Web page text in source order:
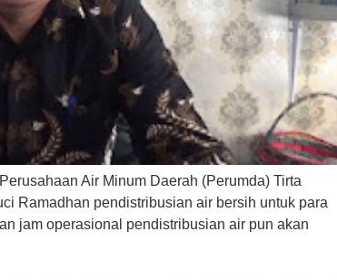
Perusahaan Air Minum Daerah (Perumda) Tirta
Ramadhan pendistribusian air bersih untuk para
jam operasional pendistribusian air pun akan